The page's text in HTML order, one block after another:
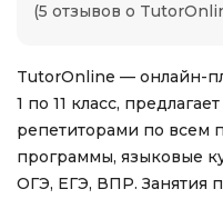
(5 отзывов о
TutorOnline — онлайн-
1 по 11 класс,
репетиторами по всем
программы, языковые
ОГЭ, ЕГЭ, ВПР. Занятия